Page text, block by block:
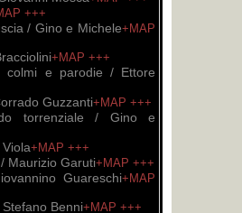
+++
/ Gino e Michele+MAP
+MAP +++
colmi e parodie / Ettore
Guzzanti+MAP +++
torrenziale / Gino e
+MAP +++
Maurizio Garuti+MAP +++
Guareschi+MAP
Benni+MAP +++